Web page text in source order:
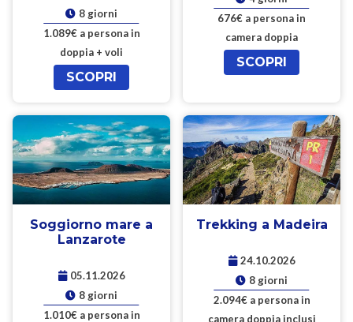
8 giorni
1.089€ a persona in
doppia + voli
SCOPRI
676€ a persona in
camera doppia
SCOPRI
Soggiorno mare a
Lanzarote
05.11.2026
8 giorni
1.010€ a persona in
Trekking a Madeira
24.10.2026
8 giorni
2.094€ a persona in
camera doppia inclusi